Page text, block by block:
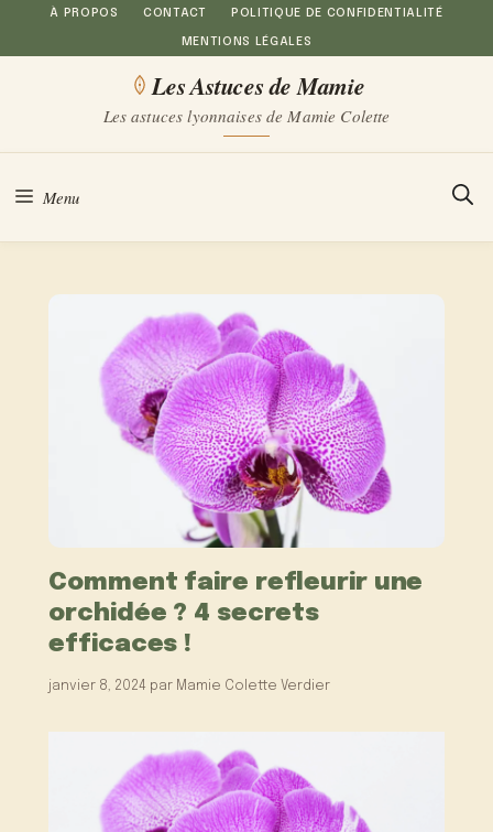
Aller
au
À PROPOS CONTACT POLITIQUE DE CONFIDENTIALITÉ
MENTIONS LÉGALES
Les Astuces de Mamie
Les astuces lyonnaises de Mamie Colette
Menu
Comment faire refleurir une
orchidée ? 4 secrets
efficaces !
janvier 8, 2024 par Mamie Colette Verdier